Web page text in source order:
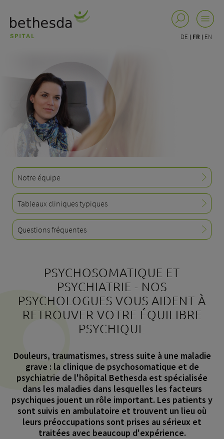
DE FR EN
À propos de nous
Blog
Adresse de référence
Emplois & carrière
Domaines d'expertise
Personnes
Événements & cours
Service des urgences
Notre équipe
Tableaux cliniques typiques
Questions fréquentes
PSYCHOSOMATIQUE ET
PSYCHIATRIE - NOS
PSYCHOLOGUES VOUS AIDENT À
RETROUVER VOTRE ÉQUILIBRE
PSYCHIQUE
Douleurs, traumatismes, stress suite à une maladie
grave : la clinique de psychosomatique et de
psychiatrie de l'hôpital Bethesda est spécialisée
dans les maladies dans lesquelles les facteurs
psychiques jouent un rôle important. Les patients y
sont suivis en ambulatoire et trouvent un lieu où
leurs préoccupations sont prises au sérieux et
traitées avec beaucoup d'expérience.